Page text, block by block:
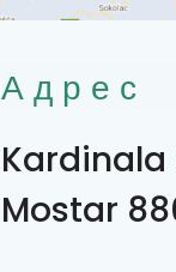
Адрес
Kardinala
Mostar